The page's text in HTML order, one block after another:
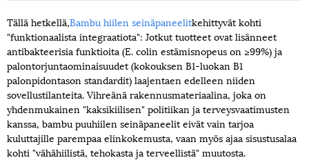
Tällä hetkellä,Bambu hiilen seinäpaneelitkehittyvät kohti
"funktionaalista integraatiota": Jotkut tuotteet ovat lisänneet
antibakteerisia funktioita (E. colin estämisnopeus on ≥99%) ja
palontorjuntaominaisuudet (kokouksen B1-luokan B1
palonpidontason standardit) laajentaen edelleen niiden
sovellustilanteita. Vihreänä rakennusmateriaalina, joka on
yhdenmukainen "kaksikiilisen" politiikan ja terveysvaatimusten
kanssa, bambu puuhiilen seinäpaneelit eivät vain tarjoa
kuluttajille parempaa elinkokemusta, vaan myös ajaa sisustusalaa
kohti "vähähiilistä, tehokasta ja terveellistä" muutosta.